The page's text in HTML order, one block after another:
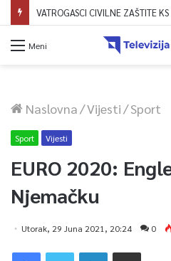
Meni
Naslovna/Vijesti/Sport
Sport Vijesti
EURO 2020:
Njemačku
Utorak, 29 Juna 2021, 20:24 0